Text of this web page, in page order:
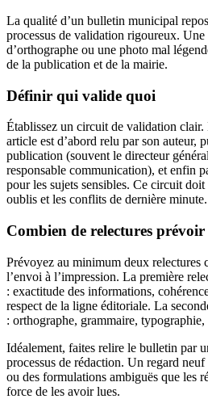
La qualité d’un bulletin municipal
processus de validation rigoureux.
d’orthographe ou une photo mal
de la publication et de la mairie.
Définir qui valide quoi
Établissez un circuit de validation clair.
article est d’abord relu par son auteur,
publication (souvent le directeur
responsable communication), et enfin
pour les sujets sensibles. Ce circuit
oublis et les conflits de dernière minute.
Combien de relectures prévoir
Prévoyez au minimum deux relectures
l’envoi à l’impression. La première
: exactitude des informations,
respect de la ligne éditoriale. La
: orthographe, grammaire, typographie,
Idéalement, faites relire le bulletin par
processus de rédaction. Un regard
ou des formulations ambiguës que les
force de les avoir lues.